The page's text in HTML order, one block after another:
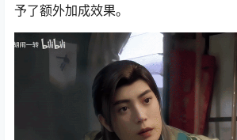
予了额外加成效果。